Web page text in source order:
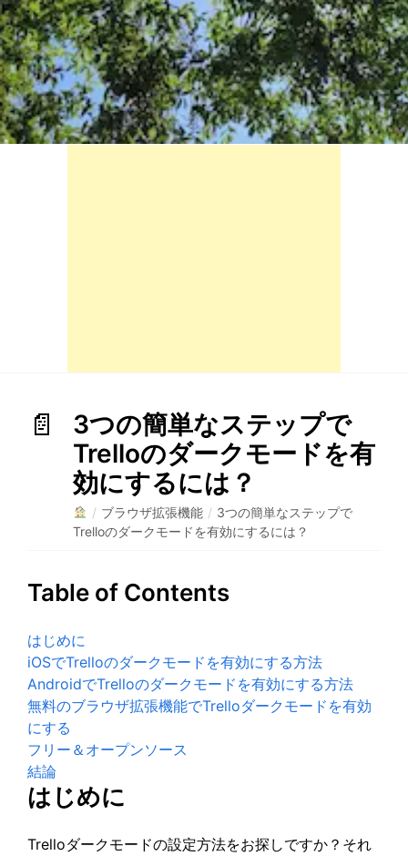
3つの簡単なステップで
Trelloのダークモードを有
効にするには？
/ ブラウザ拡張機能 / 3つの簡単なステップで
Trelloのダークモードを有効にするには？
Table of Contents
はじめに
iOSでTrelloのダークモードを有効にする方法
AndroidでTrelloのダークモードを有効にする方法
無料のブラウザ拡張機能でTrelloダークモードを有効
にする
フリー＆オープンソース
結論
はじめに
Trelloダークモードの設定方法をお探しですか？それ